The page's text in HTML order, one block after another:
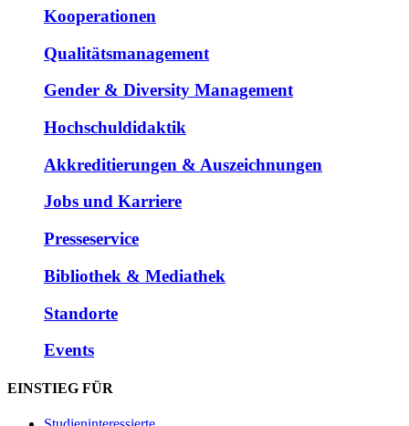
Kooperationen
Qualitätsmanagement
Gender & Diversity Management
Hochschuldidaktik
Akkreditierungen & Auszeichnungen
Jobs und Karriere
Presseservice
Bibliothek & Mediathek
Standorte
Events
EINSTIEG FÜR